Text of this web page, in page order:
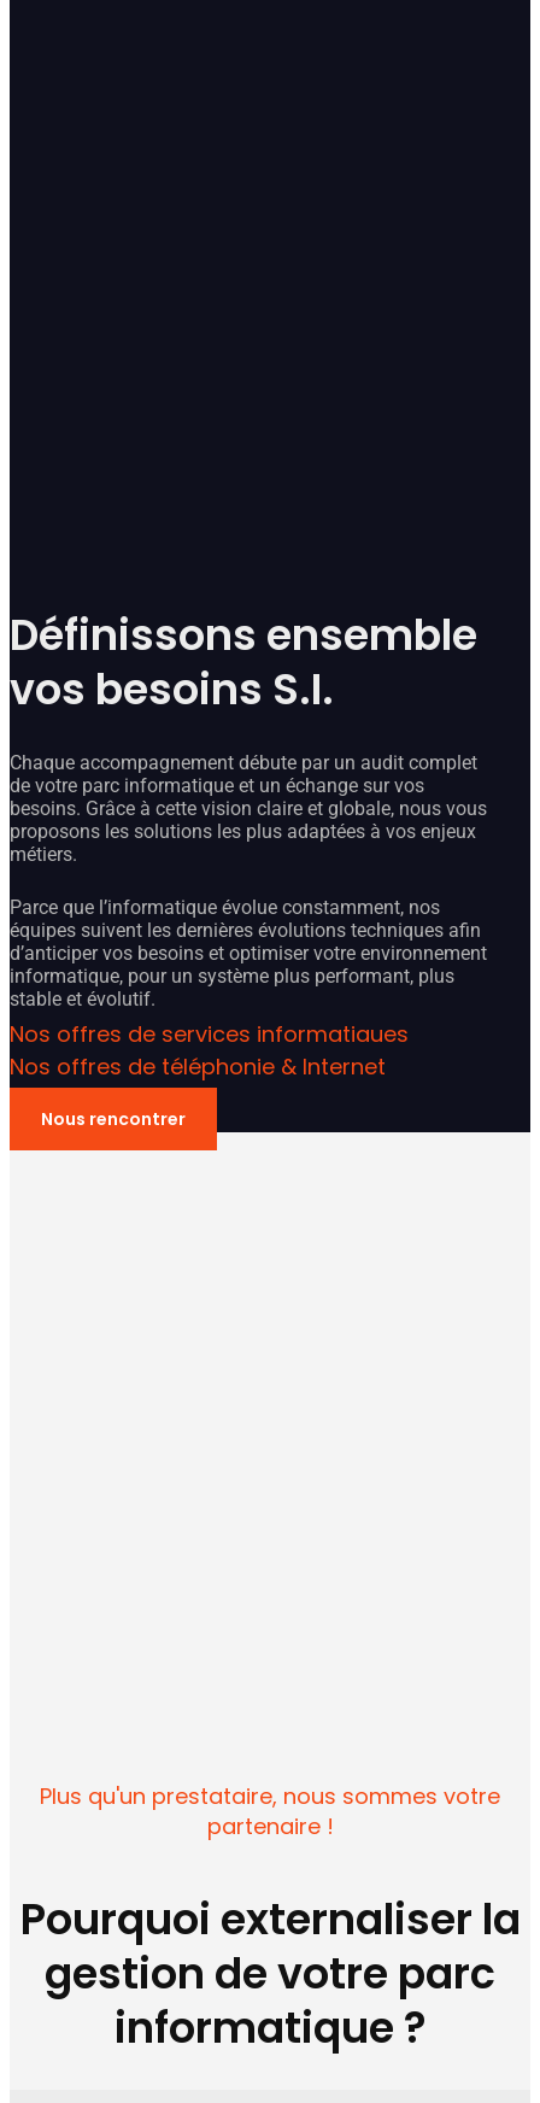
Définissons ensemble
vos besoins S.I.
Chaque accompagnement débute par un audit complet
de votre parc informatique et un échange sur vos
besoins. Grâce à cette vision claire et globale, nous vous
proposons les solutions les plus adaptées à vos enjeux
métiers.
Parce que l’informatique évolue constamment, nos
équipes suivent les dernières évolutions techniques afin
d’anticiper vos besoins et optimiser votre environnement
informatique, pour un système plus performant, plus
stable et évolutif.
Nos offres de services informatiques
Nos offres de téléphonie & Internet
Nous rencontrer
Plus qu'un prestataire, nous sommes votre
partenaire !
Pourquoi externaliser la
gestion de votre parc
informatique ?